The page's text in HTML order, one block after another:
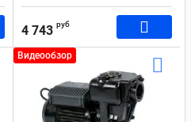
4 743 руб
Видеообзор